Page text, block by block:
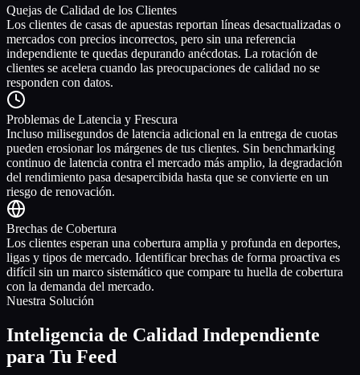
Quejas de Calidad de los Clientes
Los clientes de casas de apuestas reportan líneas desactualizadas o
mercados con precios incorrectos, pero sin una referencia
independiente te quedas depurando anécdotas. La rotación de
clientes se acelera cuando las preocupaciones de calidad no se
responden con datos.
Problemas de Latencia y Frescura
Incluso milisegundos de latencia adicional en la entrega de cuotas
pueden erosionar los márgenes de tus clientes. Sin benchmarking
continuo de latencia contra el mercado más amplio, la degradación
del rendimiento pasa desapercibida hasta que se convierte en un
riesgo de renovación.
Brechas de Cobertura
Los clientes esperan una cobertura amplia y profunda en deportes,
ligas y tipos de mercado. Identificar brechas de forma proactiva es
difícil sin un marco sistemático que compare tu huella de cobertura
con la demanda del mercado.
Nuestra Solución
Inteligencia de Calidad Independiente
para Tu Feed